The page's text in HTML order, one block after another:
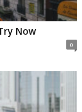
Now
0